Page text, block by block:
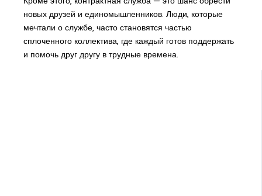
новых друзей и единомышленников. Люди, которые
мечтали о службе, часто становятся частью
сплоченного коллектива, где каждый готов поддержать
и помочь друг другу в трудные времена.